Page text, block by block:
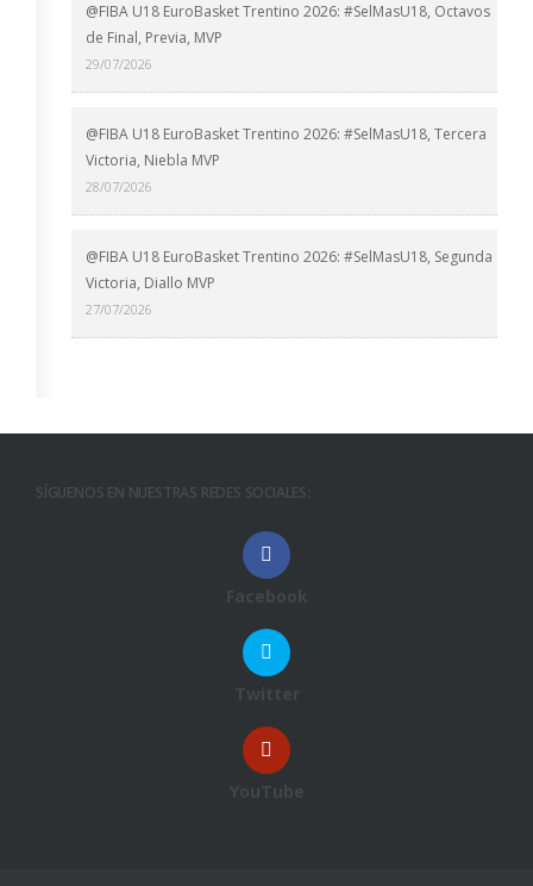
@FIBA U18 EuroBasket Trentino 2026: #SelMasU18, Octavos
de Final, Previa, MVP
29/07/2026
@FIBA U18 EuroBasket Trentino 2026: #SelMasU18, Tercera
Victoria, Niebla MVP
28/07/2026
@FIBA U18 EuroBasket Trentino 2026: #SelMasU18, Segunda
Victoria, Diallo MVP
27/07/2026
SÍGUENOS EN NUESTRAS REDES SOCIALES:
Facebook
Twitter
YouTube